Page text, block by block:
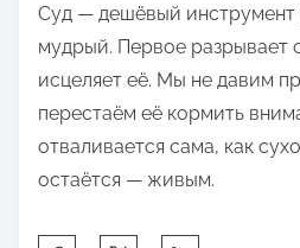
Суд — дешёвый инструмент
мудрый. Первое разрывает
исцеляет её. Мы не давим
перестаём её кормить
отваливается сама, как
остаётся — живым.